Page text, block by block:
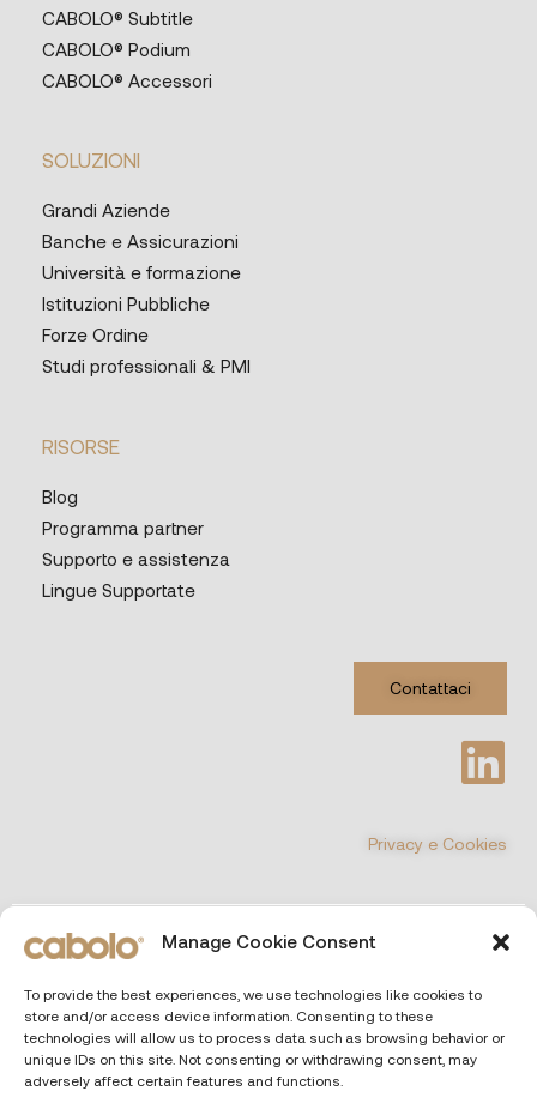
Manage Cookie Consent
To provide the best experiences, we use technologies like cookies to
store and/or access device information. Consenting to these
technologies will allow us to process data such as browsing behavior or
unique IDs on this site. Not consenting or withdrawing consent, may
adversely affect certain features and functions.
CABOLO® Subtitle
CABOLO® Podium
CABOLO® Accessori
SOLUZIONI
Grandi Aziende
Banche e Assicurazioni
Università e formazione
Istituzioni Pubbliche
Forze Ordine
Studi professionali & PMI
RISORSE
Blog
Programma partner
Supporto e assistenza
Lingue Supportate
Contattaci
Privacy e Cookies
COPYRIGHT 2026 All Rights Reserved
Capitale sociale € 10.000 i.v. – P.IVA e CF. 13690551000 – REA RM
– 1466164